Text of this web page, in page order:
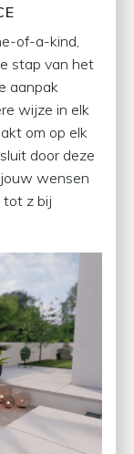
of-a-kind,
stap van het
aanpak
wijze in elk
om op elk
door deze
wensen
tot z bij